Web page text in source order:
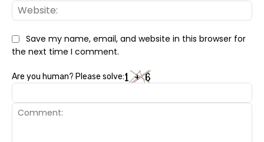
Save my name, email, and website in this browser for
the next time I comment.
Are you human? Please solve: